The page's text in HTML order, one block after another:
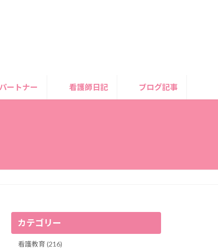
パートナー 看護師日記 ブログ記事
カテゴリー
看護教育 (216)